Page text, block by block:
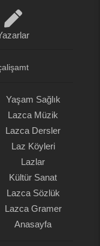
Yaşam Sağlık
Lazca Müzik
Lazca Dersler
Laz Köyleri
Lazlar
Kültür Sanat
Lazca Sözlük
Lazca Gramer
Anasayfa